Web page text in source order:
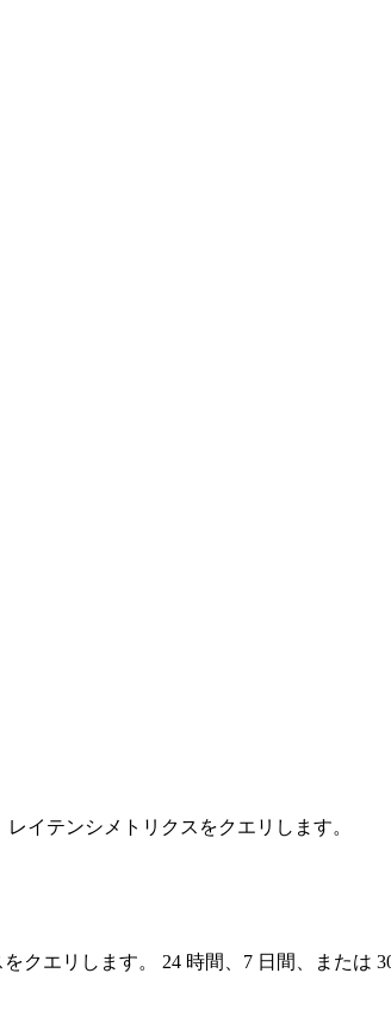
イテンシメトリクスをクエリします。
クエリします。 24 時間、7 日間、また